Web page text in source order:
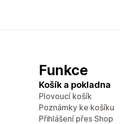
Funkce
Košík a pokladna
Plovoucí košík
Poznámky ke košíku
Přihlášení přes Shop